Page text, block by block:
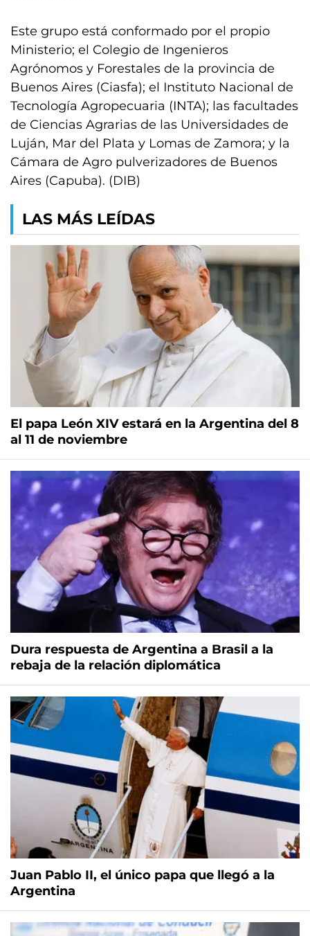
Este grupo está conformado por el propio
Ministerio; el Colegio de Ingenieros
Agrónomos y Forestales de la provincia de
Buenos Aires (Ciasfa); el Instituto Nacional de
Tecnología Agropecuaria (INTA); las facultades
de Ciencias Agrarias de las Universidades de
Luján, Mar del Plata y Lomas de Zamora; y la
Cámara de Agro pulverizadores de Buenos
Aires (Capuba). (DIB)
LAS MÁS LEÍDAS
El papa León XIV estará en la Argentina del 8
al 11 de noviembre
Dura respuesta de Argentina a Brasil a la
rebaja de la relación diplomática
Juan Pablo II, el único papa que llegó a la
Argentina